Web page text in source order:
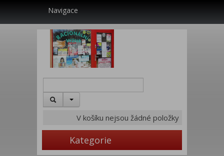
Navigace
V košíku nejsou žádné položky
Kategorie